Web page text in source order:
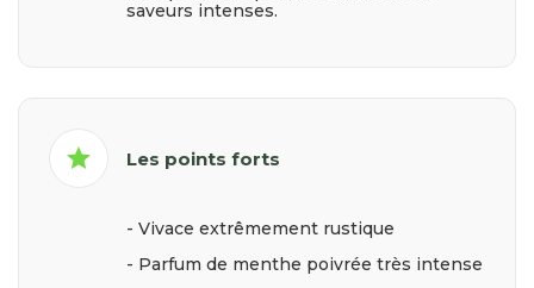
saveurs intenses.
star Les points forts
- Vivace extrêmement rustique
- Parfum de menthe poivrée très intense